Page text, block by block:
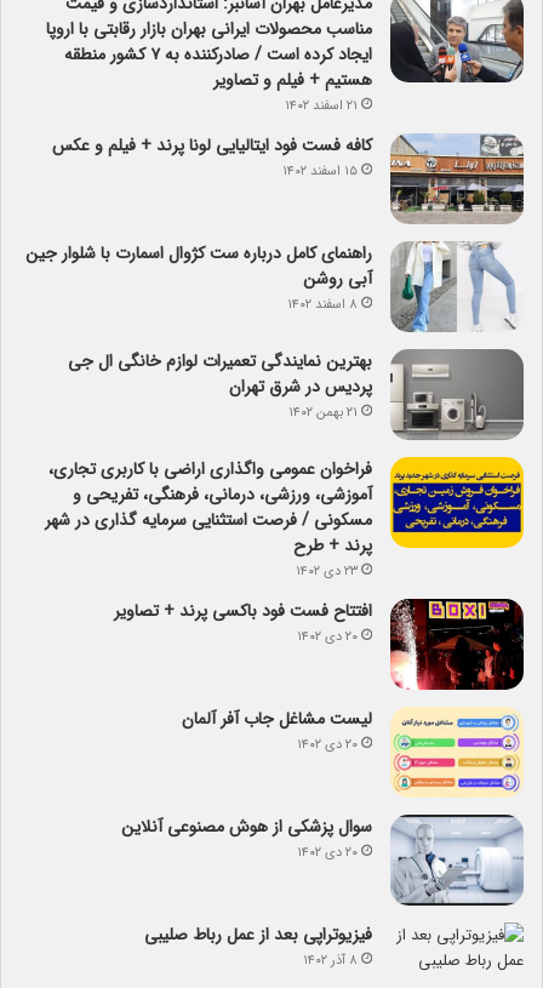
مناسب محصولات ایرانی بهران بازار رقابتی با اروپا
ایجاد کرده است / صادرکننده به ۷ کشور منطقه
هستیم + فیلم و تصاویر
۲۱ اسفند ۱۴۰۲
کافه فست فود ایتالیایی لونا پرند + فیلم و عکس
۱۵ اسفند ۱۴۰۲
راهنمای کامل درباره ست کژوال اسمارت با شلوار جین
آبی روشن
۸ اسفند ۱۴۰۲
بهترین نمایندگی تعمیرات لوازم خانگی ال جی
پردیس در شرق تهران
۲۱ بهمن ۱۴۰۲
فراخوان عمومی واگذاری اراضی با کاربری تجاری،
آموزشی، ورزشی، درمانی، فرهنگی، تفریحی و
مسکونی / فرصت استثنایی سرمایه گذاری در شهر
پرند + طرح
۲۳ دی ۱۴۰۲
افتتاح فست فود باکسی پرند + تصاویر
۲۰ دی ۱۴۰۲
لیست مشاغل جاب آفر آلمان
۲۰ دی ۱۴۰۲
سوال پزشکی از هوش مصنوعی آنلاین
۲۰ دی ۱۴۰۲
فیزیوتراپی بعد از عمل رباط صلیبی
۸ آذر ۱۴۰۲